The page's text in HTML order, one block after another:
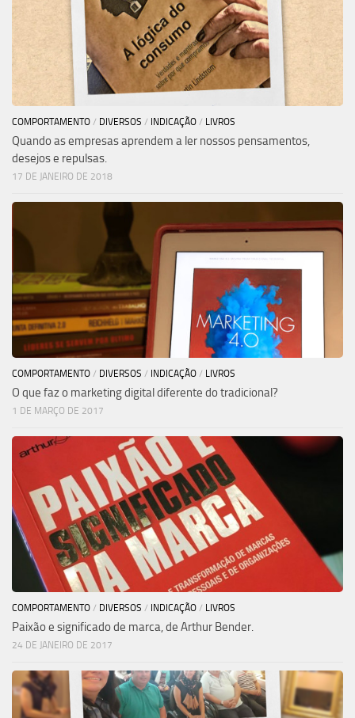
COMPORTAMENTO / DIVERSOS / INDICAÇÃO / LIVROS
Quando as empresas aprendem a ler nossos pensamentos,
desejos e repulsas.
17 DE JANEIRO DE 2018
COMPORTAMENTO / DIVERSOS / INDICAÇÃO / LIVROS
O que faz o marketing digital diferente do tradicional?
1 DE MARÇO DE 2017
COMPORTAMENTO / DIVERSOS / INDICAÇÃO / LIVROS
Paixão e significado de marca, de Arthur Bender.
24 DE JANEIRO DE 2017